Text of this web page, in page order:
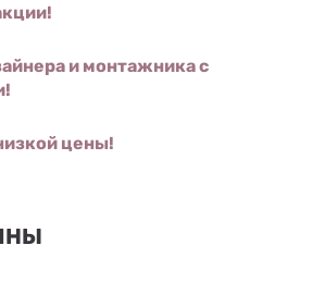
и монтажника с
цены!